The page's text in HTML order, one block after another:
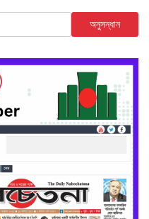
অনুসন্ধান